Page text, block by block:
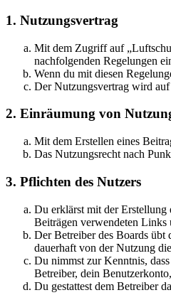
1. Nutzungsvertrag
Mit dem Zugriff auf
nachfolgenden Regelungen
Wenn du mit diesen
Der Nutzungsvertrag wird
2. Einräumung von
Mit dem Erstellen eines
Das Nutzungsrecht nach
3. Pflichten des Nutzers
Du erklärst mit der Erstellung
Beiträgen verwendeten Links
Der Betreiber des Boards übt
dauerhaft von der Nutzung
Du nimmst zur Kenntnis,
Betreiber, dein
Du gestattest dem Betreiber